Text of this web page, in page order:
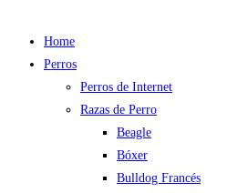
Home
Perros
Perros de Internet
Razas de Perro
Beagle
Bóxer
Bulldog Francés